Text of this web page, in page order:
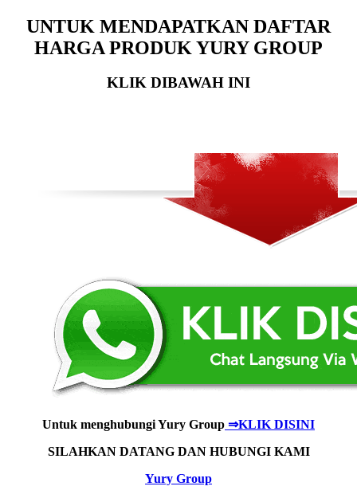
UNTUK MENDAPATKAN DAFTAR
HARGA PRODUK YURY GROUP
KLIK DIBAWAH INI
Untuk menghubungi Yury Group ⇒KLIK DISINI
SILAHKAN DATANG DAN HUBUNGI KAMI
Yury Group